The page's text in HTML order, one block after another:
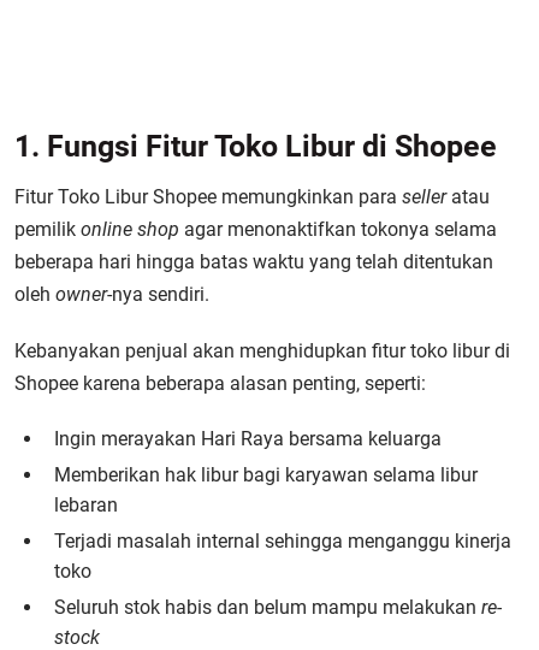
1. Fungsi Fitur Toko Libur di Shopee
Fitur Toko Libur Shopee memungkinkan para selleratau
pemilik online shop agar menonaktifkan tokonya selama
beberapa hari hingga batas waktu yang telah ditentukan
oleh owner-nya sendiri.
Kebanyakan penjual akan menghidupkan fitur toko libur di
Shopee karena beberapa alasan penting, seperti:
Ingin merayakan Hari Raya bersama keluarga
Memberikan hak libur bagi karyawan selama libur
lebaran
Terjadi masalah internal sehingga menganggu kinerja
toko
Seluruh stok habis dan belum mampu melakukan re-
stock